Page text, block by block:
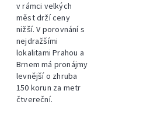
v rámci velkých
měst drží ceny
nižší. V porovnání s
nejdražšími
lokalitami Prahou a
Brnem má pronájmy
levnější o zhruba
150 korun za metr
čtvereční.